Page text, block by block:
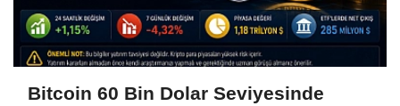
Bitcoin 60 Bin Dolar Seviyesinde